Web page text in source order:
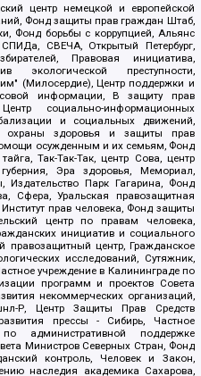
центр немецкой и европейской
Фонд защиты прав граждан Штаб,
Фонд борьбы с коррупцией, Альянс
СВЕЧА, Открытый Петербург,
Правовая инициатива,
экологической преступности,
(Милосердие), Центр поддержки и
информации, В защиту прав
социально-информационных
и социальных движений,
охраны здоровья и защиты прав
осужденным и их семьям, Фонд
Так-Так-Так, центр Сова, центр
Эра здоровья, Мемориал,
Парк Гагарина, Фонд
Сфера, Уральская правозащитная
прав человека, Фонд защиты
центр по правам человека,
инициатив и социального
правозащитный центр, Гражданское
исследований, Сутяжник,
учреждение в Калининграде по
программ и проектов Совета
некоммерческих организаций,
Р, Центр Защиты Прав Средств
прессы - Сибирь, Частное
административной поддержке
Министров Северных Стран, Фонд
контроль, Человек и Закон,
наследия академика Сахарова,